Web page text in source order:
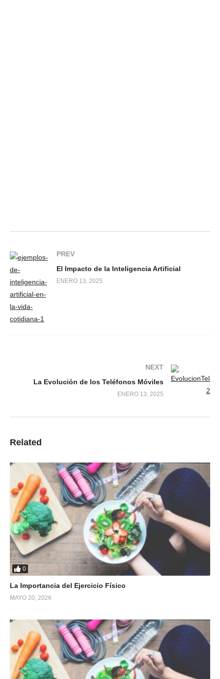
PREV
El Impacto de la Inteligencia Artificial
ENERO 13, 2025
NEXT
La Evolución de los Teléfonos Móviles
ENERO 13, 2025
Related
0
La Importancia del Ejercicio Físico
MAYO 20, 2026